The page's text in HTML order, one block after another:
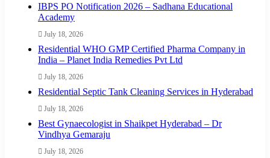
IBPS PO Notification 2026 – Sadhana Educational
Academy
July 18, 2026
Residential WHO GMP Certified Pharma Company in
India – Planet India Remedies Pvt Ltd
July 18, 2026
Residential Septic Tank Cleaning Services in Hyderabad
July 18, 2026
Best Gynaecologist in Shaikpet Hyderabad – Dr
Vindhya Gemaraju
July 18, 2026